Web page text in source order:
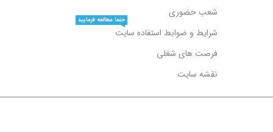
شعب حضوری
شرایط و ضوابط استفاده سایت
حتما مطالعه فرمایید
فرصت های شغلی
نقشه سایت